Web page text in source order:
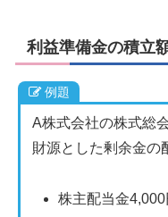
利益準備金の積立
例題
A株式会社の株式総
財源とした剰余金の
株主配当金4,000